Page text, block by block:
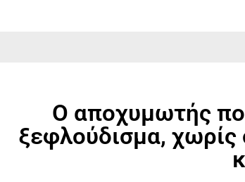
Ο αποχυμωτής
ξεφλούδισμα, χωρίς